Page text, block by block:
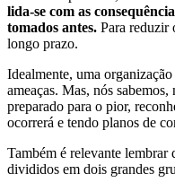
lida-se com as
tomados antes. Para reduzir
longo prazo.
Idealmente, uma
ameaças. Mas, nós
preparado para o pior,
ocorrerá e tendo planos de
Também é relevante lembrar
divididos em dois grandes